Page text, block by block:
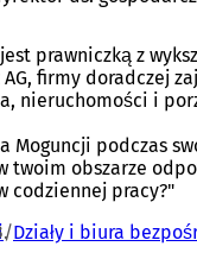
prawniczką z
AG, firmy
nieruchomości i
Moguncji podczas
twoim obszarze
codziennej pracy?"
Działy i biura